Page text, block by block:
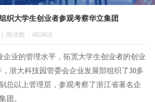
织大学生创业者参观考察华立集团
阅读数：48244次
企业的管理水平，拓宽大学生创业者的创业
浙大科技园管委会企业发展部组织了30多
总以上管理层，参观考察了浙江省著名企
团。